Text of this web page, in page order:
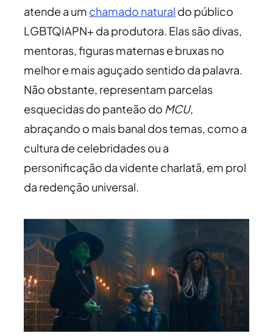
atende a um chamado natural do público
LGBTQIAPN+ da produtora. Elas são divas,
mentoras, figuras maternas e bruxas no
melhor e mais aguçado sentido da palavra.
Não obstante, representam parcelas
esquecidas do panteão do MCU,
abraçando o mais banal dos temas, como a
cultura de celebridades ou a
personificação da vidente charlatã, em prol
da redenção universal.